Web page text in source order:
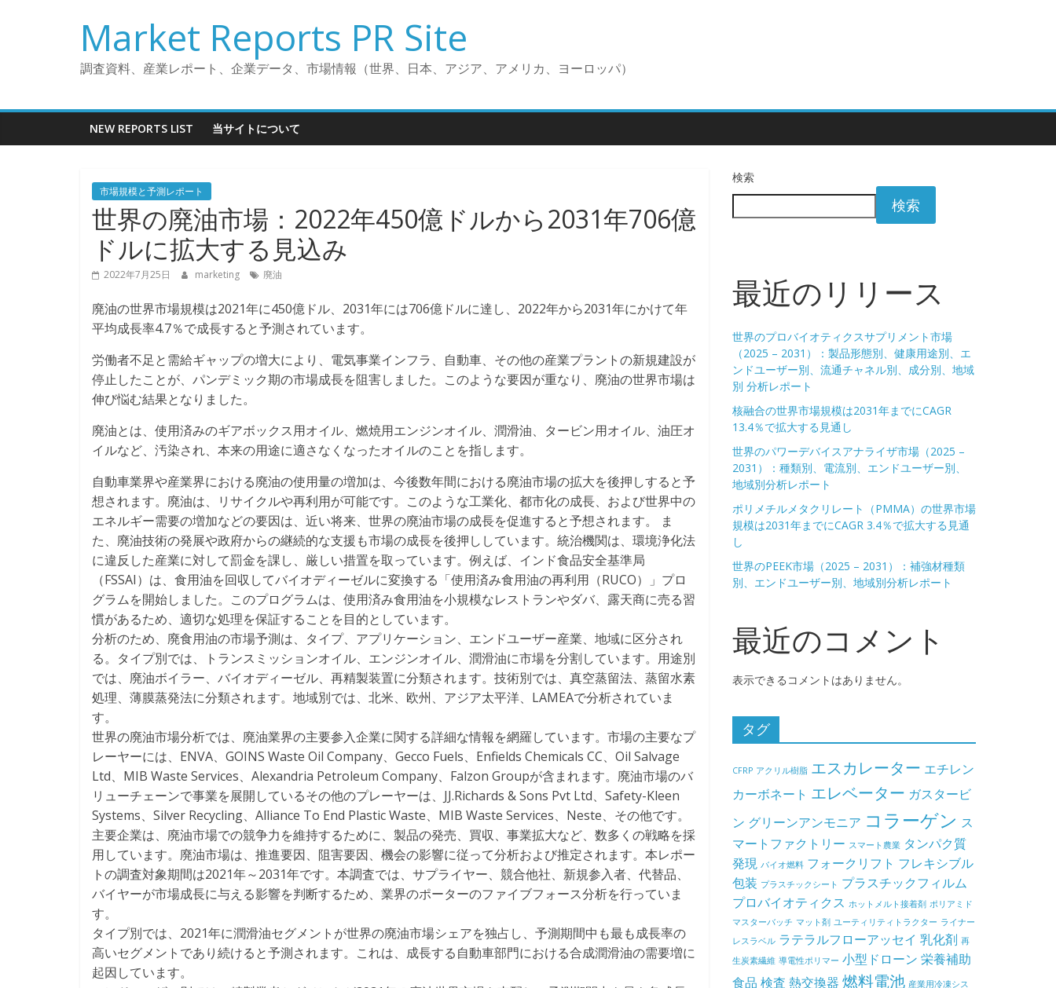
へ
キ
Market Reports PR Site
調査資料、産業レポート、企業データ、市場情報（世界、日本、アジア、アメリカ、ヨーロッパ）
NEW REPORTS LIST 当サイトについて
市場規模と予測レポート
世界の廃油市場：2022年450億ドルから2031年706億
ドルに拡大する見込み
2022年7月25日 marketing 廃油
廃油の世界市場規模は2021年に450億ドル、2031年には706億ドルに達し、2022年から2031年にかけて年
平均成長率4.7％で成長すると予測されています。
労働者不足と需給ギャップの増大により、電気事業インフラ、自動車、その他の産業プラントの新規建設が
停止したことが、パンデミック期の市場成長を阻害しました。このような要因が重なり、廃油の世界市場は
伸び悩む結果となりました。
廃油とは、使用済みのギアボックス用オイル、燃焼用エンジンオイル、潤滑油、タービン用オイル、油圧オ
イルなど、汚染され、本来の用途に適さなくなったオイルのことを指します。
自動車業界や産業界における廃油の使用量の増加は、今後数年間における廃油市場の拡大を後押しすると予
想されます。廃油は、リサイクルや再利用が可能です。このような工業化、都市化の成長、および世界中の
エネルギー需要の増加などの要因は、近い将来、世界の廃油市場の成長を促進すると予想されます。 ま
た、廃油技術の発展や政府からの継続的な支援も市場の成長を後押ししています。統治機関は、環境浄化法
に違反した産業に対して罰金を課し、厳しい措置を取っています。例えば、インド食品安全基準局
（FSSAI）は、食用油を回収してバイオディーゼルに変換する「使用済み食用油の再利用（RUCO）」プロ
グラムを開始しました。このプログラムは、使用済み食用油を小規模なレストランやダバ、露天商に売る習
慣があるため、適切な処理を保証することを目的としています。
分析のため、廃食用油の市場予測は、タイプ、アプリケーション、エンドユーザー産業、地域に区分され
る。タイプ別では、トランスミッションオイル、エンジンオイル、潤滑油に市場を分割しています。用途別
では、廃油ボイラー、バイオディーゼル、再精製装置に分類されます。技術別では、真空蒸留法、蒸留水素
処理、薄膜蒸発法に分類されます。地域別では、北米、欧州、アジア太平洋、LAMEAで分析されていま
す。
世界の廃油市場分析では、廃油業界の主要参入企業に関する詳細な情報を網羅しています。市場の主要なプ
レーヤーには、ENVA、GOINS Waste Oil Company、Gecco Fuels、Enfields Chemicals CC、Oil Salvage
Ltd、MIB Waste Services、Alexandria Petroleum Company、Falzon Groupが含まれます。廃油市場のバ
リューチェーンで事業を展開しているその他のプレーヤーは、JJ.Richards & Sons Pvt Ltd、Safety-Kleen
Systems、Silver Recycling、Alliance To End Plastic Waste、MIB Waste Services、Neste、その他です。
主要企業は、廃油市場での競争力を維持するために、製品の発売、買収、事業拡大など、数多くの戦略を採
用しています。廃油市場は、推進要因、阻害要因、機会の影響に従って分析および推定されます。本レポー
トの調査対象期間は2021年～2031年です。本調査では、サプライヤー、競合他社、新規参入者、代替品、
バイヤーが市場成長に与える影響を判断するため、業界のポーターのファイブフォース分析を行っていま
す。
タイプ別では、2021年に潤滑油セグメントが世界の廃油市場シェアを独占し、予測期間中も最も成長率の
高いセグメントであり続けると予測されます。これは、成長する自動車部門における合成潤滑油の需要増に
起因しています。
検索
検索
最近のリリース
世界のプロバイオティクスサプリメント市場
（2025 – 2031）：製品形態別、健康用途別、エ
ンドユーザー別、流通チャネル別、成分別、地域
別 分析レポート
核融合の世界市場規模は2031年までにCAGR
13.4％で拡大する見通し
世界のパワーデバイスアナライザ市場（2025 –
2031）：種類別、電流別、エンドユーザー別、
地域別分析レポート
ポリメチルメタクリレート（PMMA）の世界市場
規模は2031年までにCAGR 3.4％で拡大する見通
し
世界のPEEK市場（2025 – 2031）：補強材種類
別、エンドユーザー別、地域別分析レポート
最近のコメント
表示できるコメントはありません。
タグ
CFRP アクリル樹脂 エスカレーター エチレン
カーボネート エレベーター ガスタービ
ン グリーンアンモニア コラーゲン ス
マートファクトリー スマート農業 タンパク質
発現 バイオ燃料 フォークリフト フレキシブル
包装 プラスチックシート プラスチックフィルム
プロバイオティクス ホットメルト接着剤 ポリアミド
マスターバッチ マット剤 ユーティリティトラクター ライナー
レスラベル ラテラルフローアッセイ 乳化剤 再
生炭素繊維 導電性ポリマー 小型ドローン 栄養補助
食品 検査 熱交換器 燃料電池 産業用冷凍シス